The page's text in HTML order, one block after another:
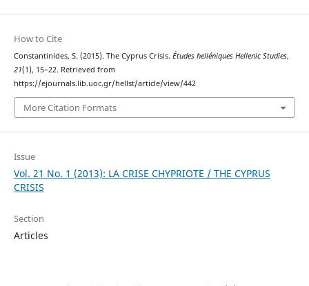
How to Cite
Constantinides, S. (2015). The Cyprus Crisis. Études helléniques Hellenic Studies,
21(1), 15–22. Retrieved from
https://ejournals.lib.uoc.gr/hellst/article/view/442
More Citation Formats
Issue
Vol. 21 No. 1 (2013): LA CRISE CHYPRIOTE / THE CYPRUS
CRISIS
Section
Articles